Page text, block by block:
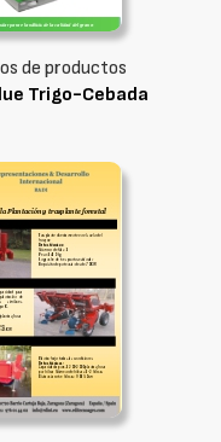
de productos
Trigo-Cebada